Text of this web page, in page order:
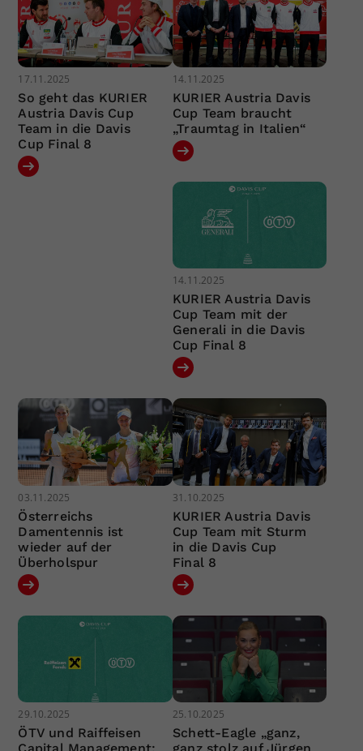
17.11.2025
So geht das KURIER
Austria Davis Cup
Team in die Davis
Cup Final 8
14.11.2025
KURIER Austria Davis
Cup Team braucht
„Traumtag in Italien“
14.11.2025
KURIER Austria Davis
Cup Team mit der
Generali in die Davis
Cup Final 8
03.11.2025
Österreichs
Damentennis ist
wieder auf der
Überholspur
31.10.2025
KURIER Austria Davis
Cup Team mit Sturm
in die Davis Cup
Final 8
29.10.2025
ÖTV und Raiffeisen
25.10.2025
Schett-Eagle „ganz,